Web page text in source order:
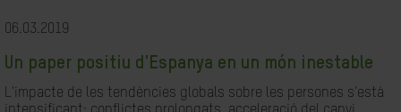
06.03.2019
Un paper positiu d'Espanya en un món inestable
L'impacte de les tendències globals sobre les persones s'està